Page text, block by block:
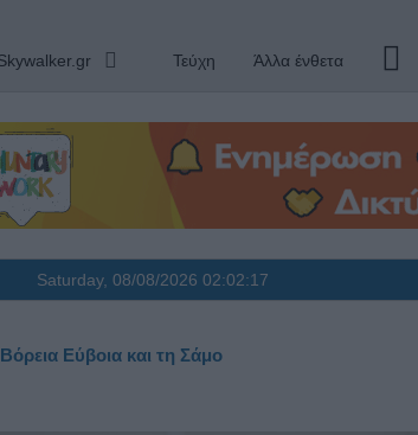
Τεύχη Άλλα ένθετα
Saturday, 08/08/2026 02:02:18
Εύβοια και τη Σάμο